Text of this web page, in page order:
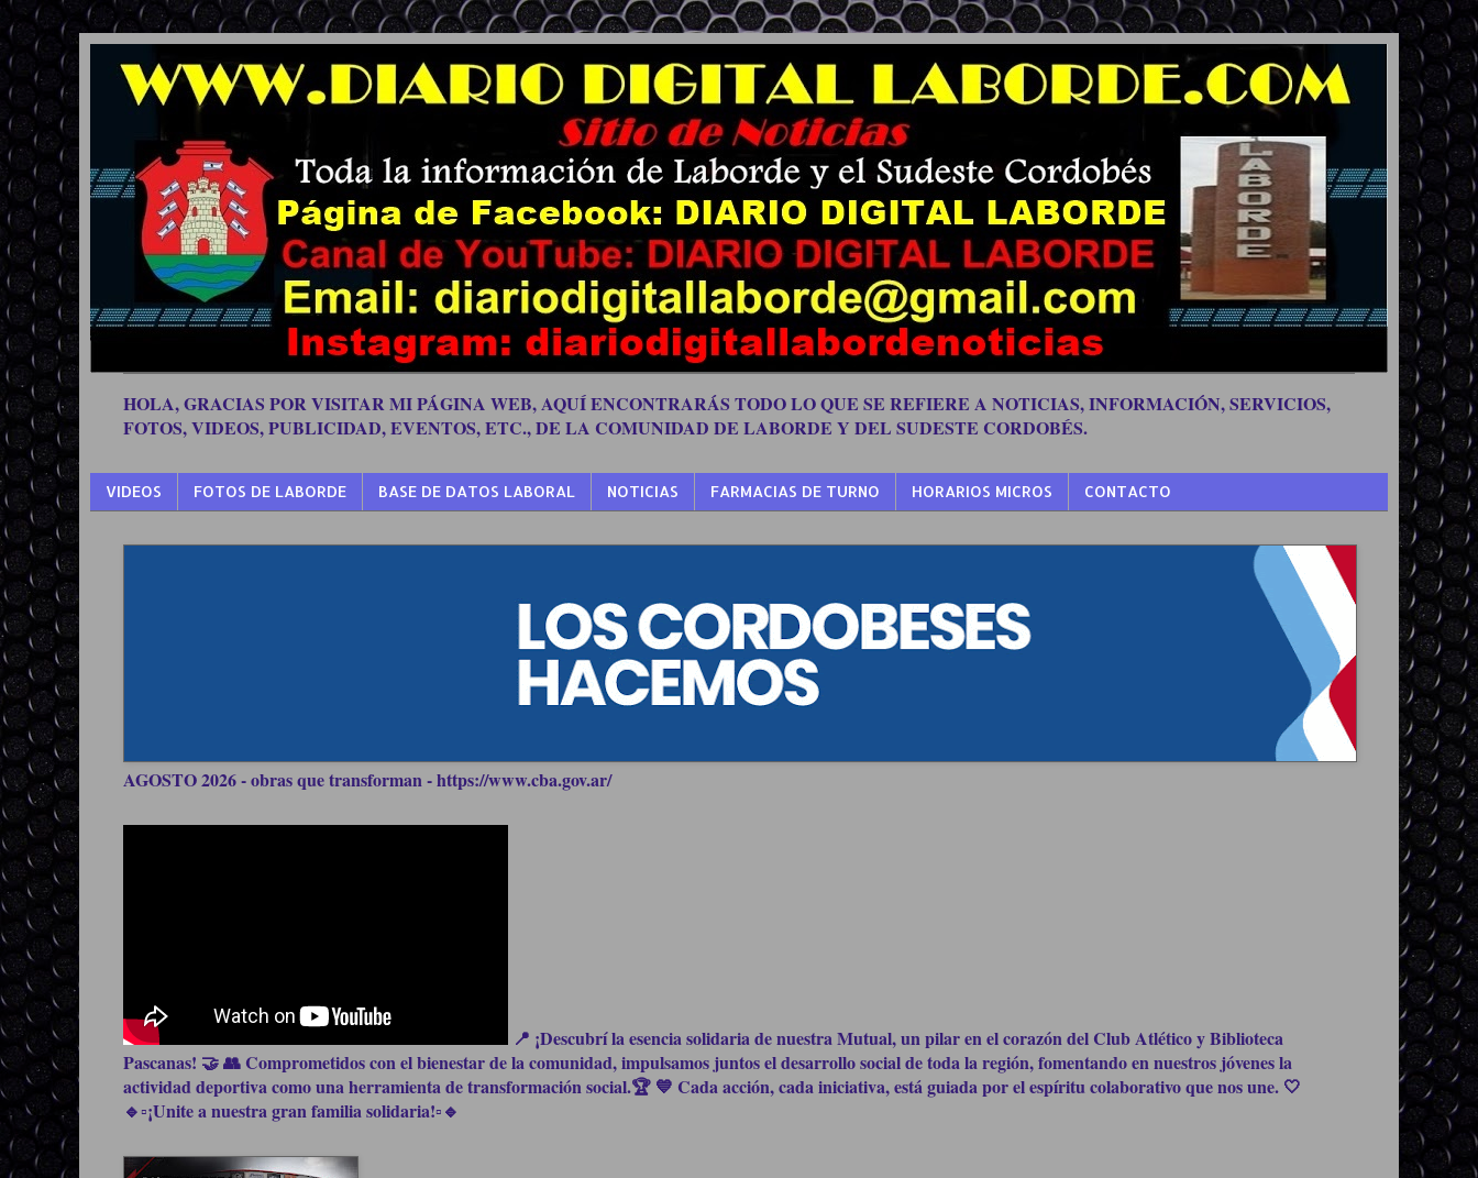
HOLA, GRACIAS POR VISITAR MI PÁGINA WEB, AQUÍ ENCONTRARÁS TODO LO QUE SE REFIERE A NOTICIAS, INFORMACIÓN, SERVICIOS,
FOTOS, VIDEOS, PUBLICIDAD, EVENTOS, ETC., DE LA COMUNIDAD DE LABORDE Y DEL SUDESTE CORDOBÉS.
VIDEOS FOTOS DE LABORDE BASE DE DATOS LABORAL NOTICIAS FARMACIAS DE TURNO HORARIOS MICROS CONTACTO
AGOSTO 2026 - obras que transforman - https://www.cba.gov.ar/
📍 ¡Descubrí la esencia solidaria de nuestra Mutual, un pilar en el corazón del Club Atlético y Biblioteca
Pascanas! 🤝 👥 Comprometidos con el bienestar de la comunidad, impulsamos juntos el desarrollo social de toda la región, fomentando en nuestros jóvenes la
actividad deportiva como una herramienta de transformación social.🏆 💙 Cada acción, cada iniciativa, está guiada por el espíritu colaborativo que nos une. 🤍
🔹▫️¡Unite a nuestra gran familia solidaria!▫️🔹